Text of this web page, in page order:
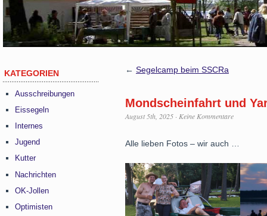
KATEGORIEN
Ausschreibungen
Eissegeln
Internes
Jugend
Kutter
Nachrichten
OK-Jollen
Optimisten
← Segelcamp beim SSCRa
Mondscheinfahrt und
August 5th, 2025 · Keine Kommentare
Alle lieben Fotos – wir auch …